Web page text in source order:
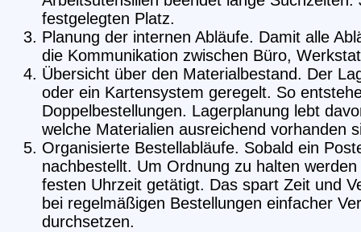
festgelegten Platz.
Planung der internen Abläufe. Damit alle
die Kommunikation zwischen Büro,
Übersicht über den Materialbestand. Der
oder ein Kartensystem geregelt. So
Doppelbestellungen. Lagerplanung lebt
welche Materialien ausreichend vorhanden
Organisierte Bestellabläufe. Sobald ein
nachbestellt. Um Ordnung zu halten
festen Uhrzeit getätigt. Das spart Zeit und
bei regelmäßigen Bestellungen einfacher
durchsetzen.